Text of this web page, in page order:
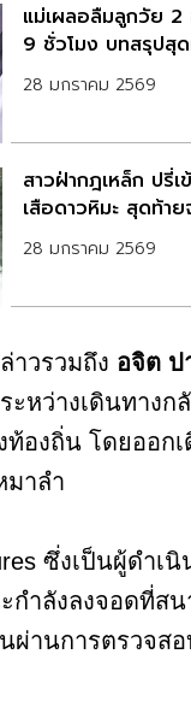
แม่เผลอลืมลูกวัย 2
9 ชั่วโมง บทสรุปสุด
28 มกราคม 2569
สาวฝ่ากฎเหล็ก ปรี่เ
เสือดาวหิมะ สุดท้า
28 มกราคม 2569
าวรวมถึง อจิต ป
ะหว่างเดินทางก
ท้องถิ่น โดยออ
มาลำ
ซึ่งเป็นผู้ดำเนิ
ำลังลงจอดที่ส
ผ่านการตรวจ